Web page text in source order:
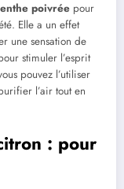
poivrée pour
Elle a un effet
une sensation de
stimuler l’esprit
pouvez l’utiliser
l’air tout en
: pour